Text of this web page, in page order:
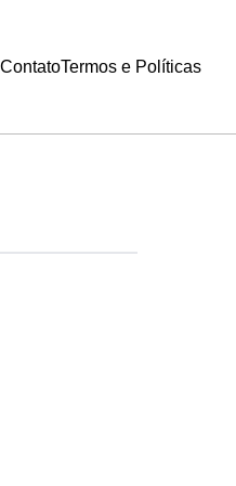
ContatoTermos e Políticas